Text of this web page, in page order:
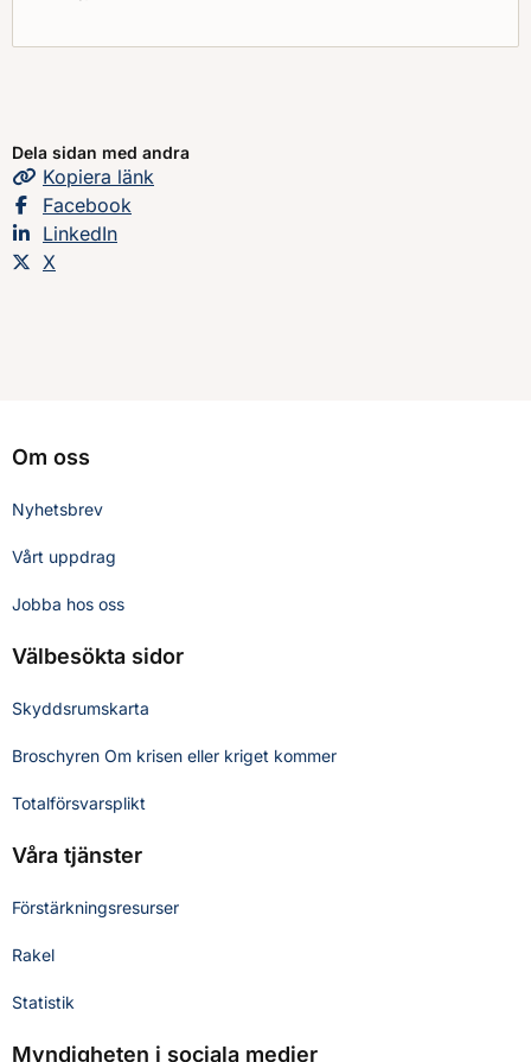
Dela sidan med andra
Kopiera sidans
länk
Dela sidan på
Facebook
Dela sidan på
LinkedIn
Dela sidan på
X
Om oss
Nyhetsbrev
Vårt uppdrag
Jobba hos oss
Välbesökta sidor
Skyddsrumskarta
Broschyren Om krisen eller kriget kommer
Totalförsvarsplikt
Våra tjänster
Förstärkningsresurser
Rakel
Statistik
Myndigheten i sociala medier